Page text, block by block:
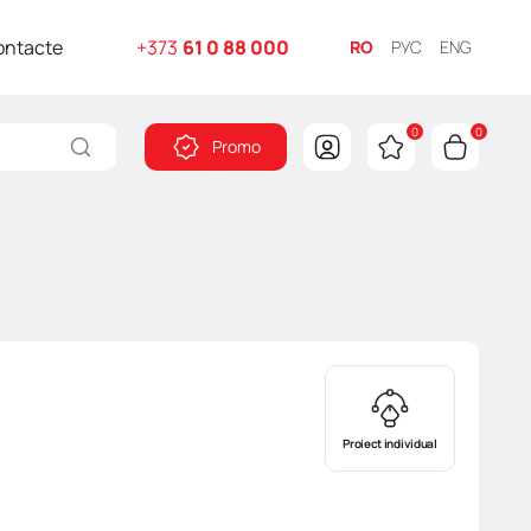
+373 61 0 88 000 RO РУС ENG
Promo
0 0
Proiect individual